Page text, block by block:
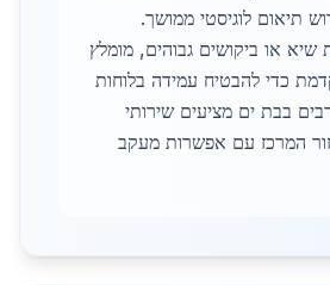
תיאום לוגיסטי ממושך.
שיא או ביקושים גבוהים, מומלץ
כדי להבטיח עמידה בלוחות
בבת ים מציעים שירותי
המרכז עם אפשרות מעקב